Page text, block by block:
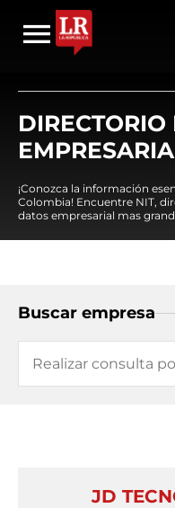
DIRECTORIO
¡Conozca la información
Colombia! Encuentre NIT,
datos empresarial mas
Buscar empresa
JD